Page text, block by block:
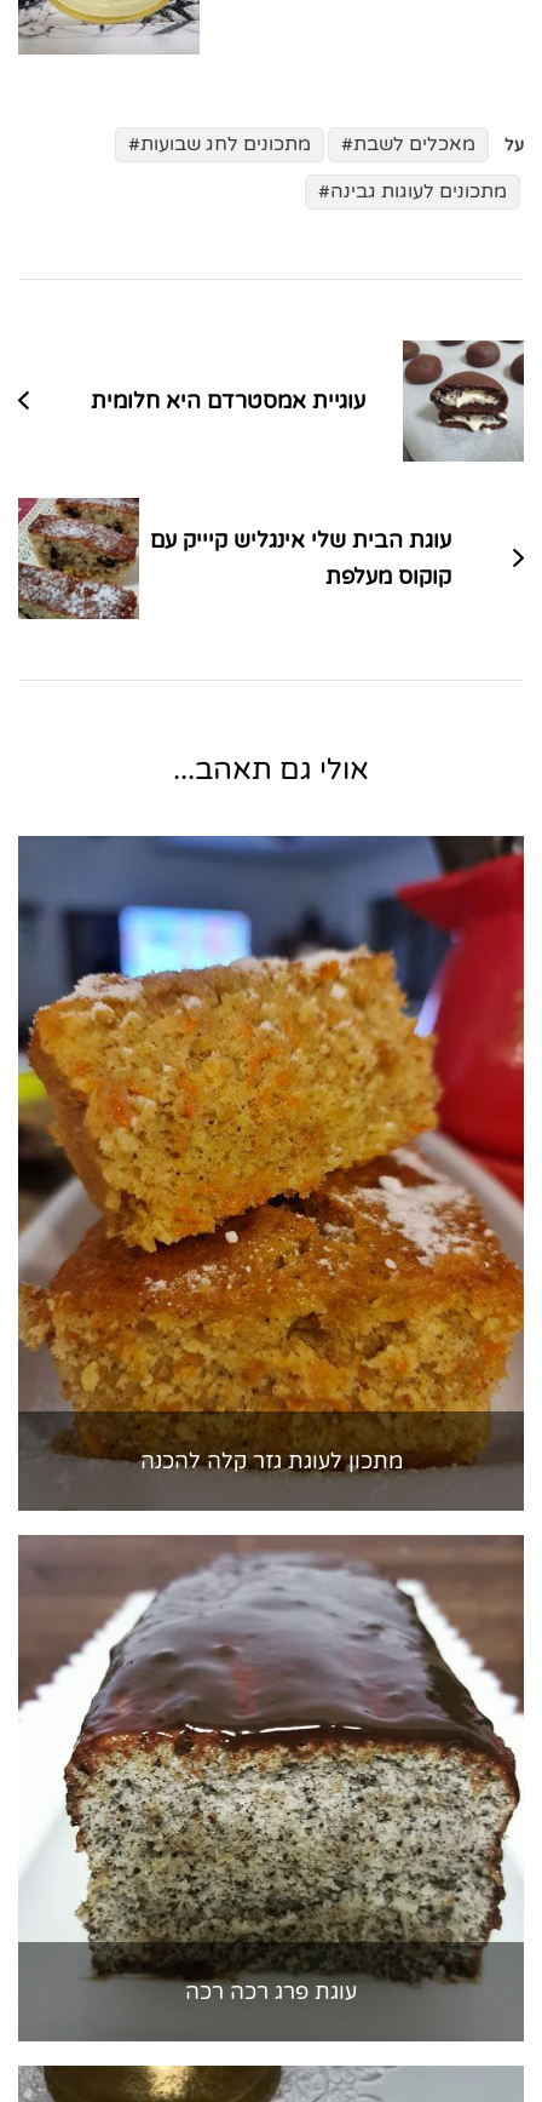
על מאכלים לשבת
מתכונים לחג שבועות
מתכונים לעוגות גבינה
בפוסטים
עוגיית אמסטרדם היא חלומית
עוגת הבית שלי אינגליש קיייק עם
קוקוס מעלפת
אולי גם תאהב...
מתכון לעוגת גזר קלה להכנה
עוגת פרג רכה רכה